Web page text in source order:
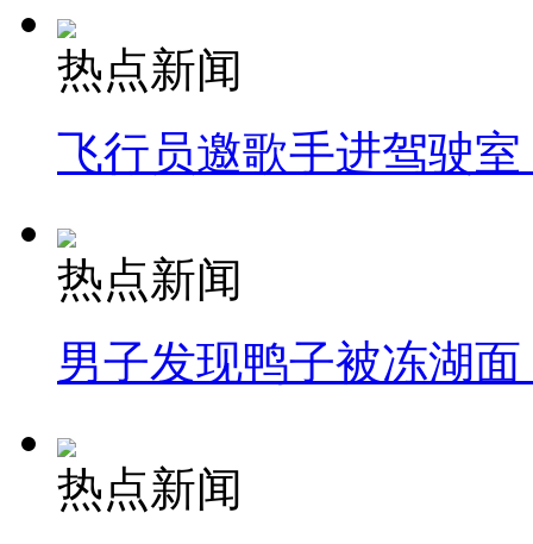
热点新闻
飞行员邀歌手进驾驶
热点新闻
男子发现鸭子被冻湖
热点新闻